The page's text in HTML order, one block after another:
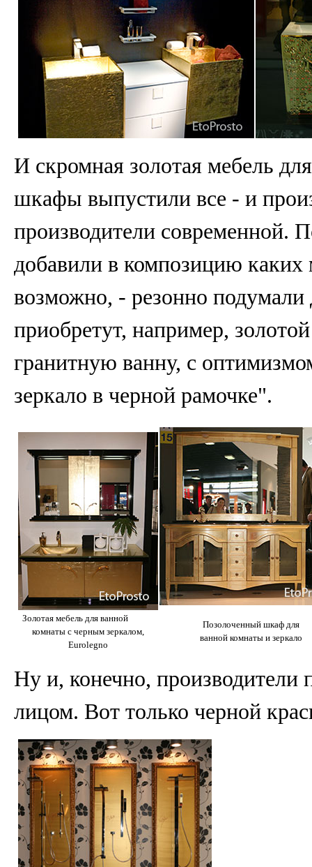
И скромная золотая мебель
шкафы выпустили все - и
производители современной.
добавили в композицию
возможно, - резонно
приобретут, например,
гранитную ванну, с
зеркало в черной рамочке".
Золотая мебель для ванной
комнаты с черным зеркалом,
Eurolegno
Позолоченный шкаф для
ванной комнаты и зеркало
Ну и, конечно, производители
лицом. Вот только черной